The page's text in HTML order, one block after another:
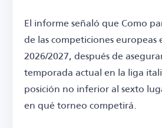
El informe señaló que Como
de las competiciones
2026/2027, después de
temporada actual en la liga
posición no inferior al sexto
en qué torneo competirá.